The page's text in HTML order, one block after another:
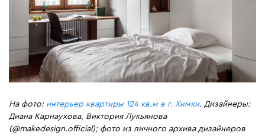
На фото: интерьер квартиры 124 кв.м в г. Химки. Дизайнеры:
Диана Карнаухова, Виктория Лукьянова
(@makedesign.official); фото из личного архива дизайнеров